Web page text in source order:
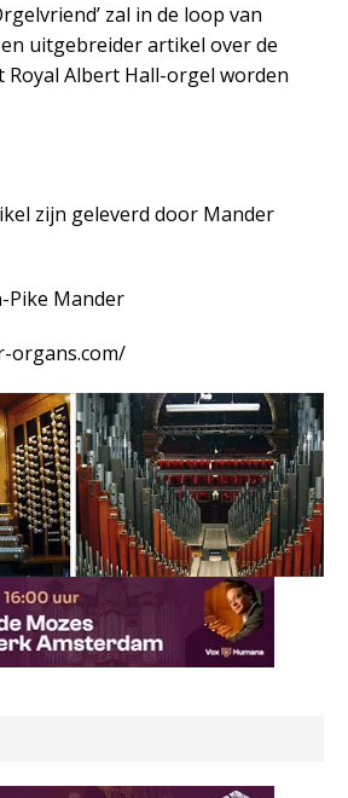
zal in de loop van
uitgebreider artikel over de
Albert Hall-orgel worden
zijn geleverd door Mander
Pike Mander
organs.com/